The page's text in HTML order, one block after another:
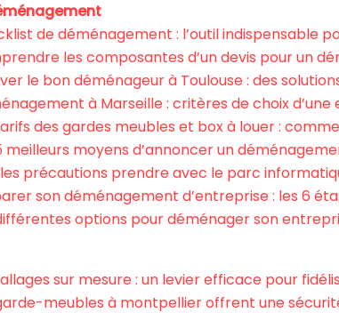
de déménagement : l’outil indispensable
les composantes d’un devis pour un
le bon déménageur à Toulouse : des
à Marseille : critères de choix
des gardes meubles et box à louer :
meilleurs moyens d’annoncer un
précautions prendre avec le parc
son déménagement d’entreprise : les 6
options pour déménager son
sur mesure : un levier efficace pour
meubles à montpellier offrent une